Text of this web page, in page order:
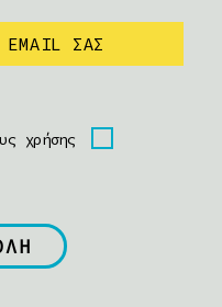
χρήσης